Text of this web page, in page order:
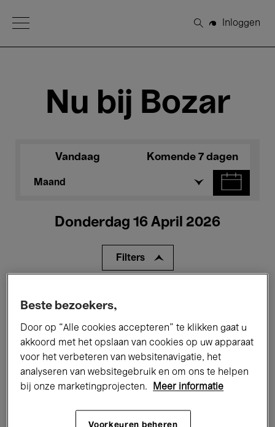
Open Menu
Zoeken
Inloggen
Nu bij Bozar
Vandaag Komende 7 dagen
Maand
Donderdag 16 April 2026
Filters
Tentoonstellingen Films
Performances Lezingen & Debatten
Jazz Klassieke Muziek Global Music
Elektronische Muziek
Beste bezoekers,
Door op “Alle cookies accepteren” te klikken gaat u
akkoord met het opslaan van cookies op uw apparaat
voor het verbeteren van websitenavigatie, het
analyseren van websitegebruik en om ons te helpen
bij onze marketingprojecten.
Meer informatie